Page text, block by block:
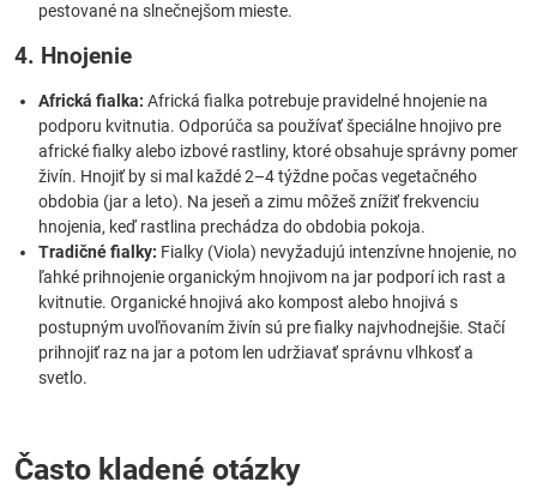
pestované na slnečnejšom mieste.
4. Hnojenie
Africká fialka: Africká fialka potrebuje pravidelné hnojenie na
podporu kvitnutia. Odporúča sa používať špeciálne hnojivo pre
africké fialky alebo izbové rastliny, ktoré obsahuje správny pomer
živín. Hnojiť by si mal každé 2–4 týždne počas vegetačného
obdobia (jar a leto). Na jeseň a zimu môžeš znížiť frekvenciu
hnojenia, keď rastlina prechádza do obdobia pokoja.
Tradičné fialky: Fialky (Viola) nevyžadujú intenzívne hnojenie, no
ľahké prihnojenie organickým hnojivom na jar podporí ich rast a
kvitnutie. Organické hnojivá ako kompost alebo hnojivá s
postupným uvoľňovaním živín sú pre fialky najvhodnejšie. Stačí
prihnojiť raz na jar a potom len udržiavať správnu vlhkosť a
svetlo.
Často kladené otázky